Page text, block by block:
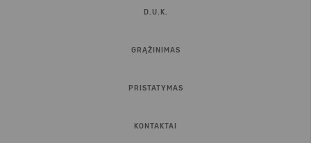
D.U.K.
GRĄŽINIMAS
PRISTATYMAS
KONTAKTAI